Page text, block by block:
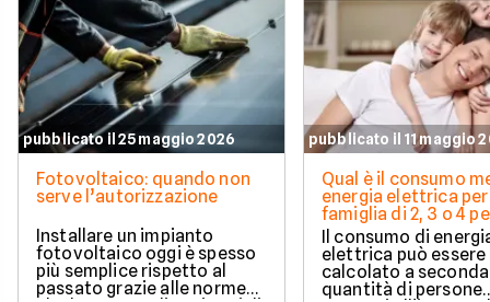
pubblicato il 25 maggio 2026
Fotovoltaico: quando non
serve l’autorizzazione
Installare un impianto
fotovoltaico oggi è spesso
più semplice rispetto al
passato grazie alle norme
pubblicato il 11 maggio
Qual è il consumo
energia elettrica per
famiglia di 2, 3 o 4
Il consumo di
elettrica può essere
calcolato a
quantità di persone